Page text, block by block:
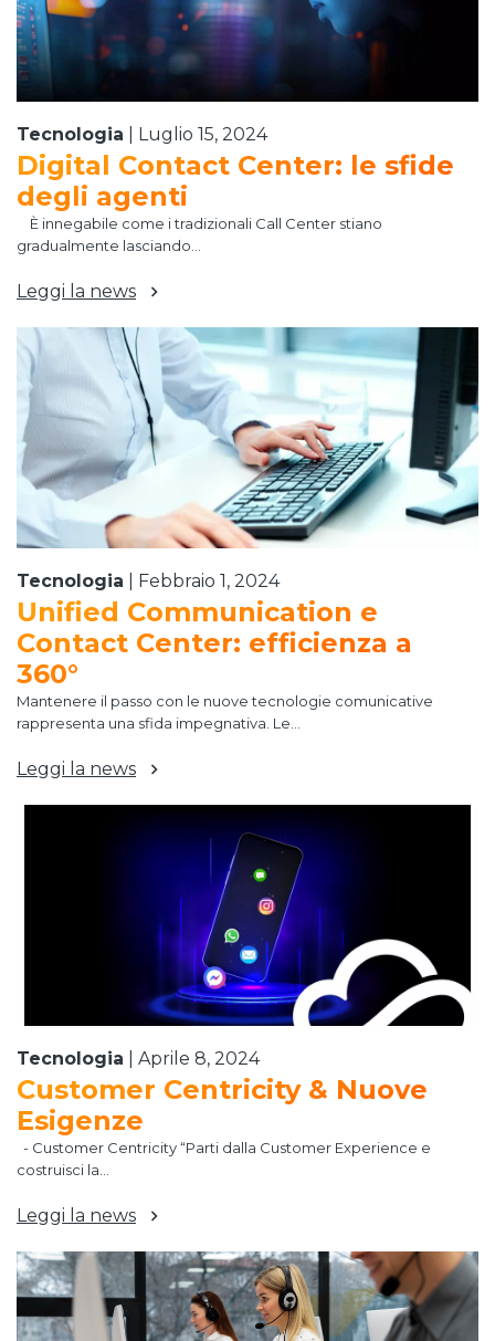
Tecnologia Luglio 15, 2024
Digital Contact Center: le sfide
degli agenti
È innegabile come i tradizionali Call Center stiano
gradualmente lasciando...
Leggi la news
Tecnologia Febbraio 1, 2024
Unified Communication e
Contact Center: efficienza a
360°
Mantenere il passo con le nuove tecnologie comunicative
rappresenta una sfida impegnativa. Le...
Leggi la news
Tecnologia Aprile 8, 2024
Customer Centricity & Nuove
Esigenze
- Customer Centricity “Parti dalla Customer Experience e
costruisci la...
Leggi la news